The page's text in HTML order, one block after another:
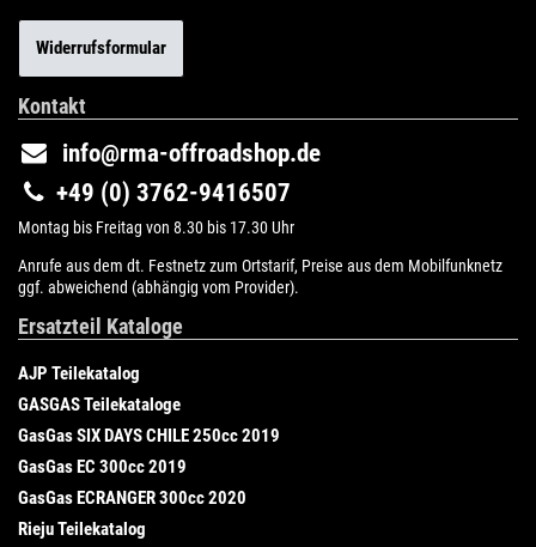
Widerrufsformular
Kontakt
info@rma-offroadshop.de
+49 (0) 3762-9416507
Montag bis Freitag von 8.30 bis 17.30 Uhr
Anrufe aus dem dt. Festnetz zum Ortstarif, Preise aus dem Mobilfunknetz
ggf. abweichend (abhängig vom Provider).
Ersatzteil Kataloge
AJP Teilekatalog
GASGAS Teilekataloge
GasGas SIX DAYS CHILE 250cc 2019
GasGas EC 300cc 2019
GasGas ECRANGER 300cc 2020
Rieju Teilekatalog